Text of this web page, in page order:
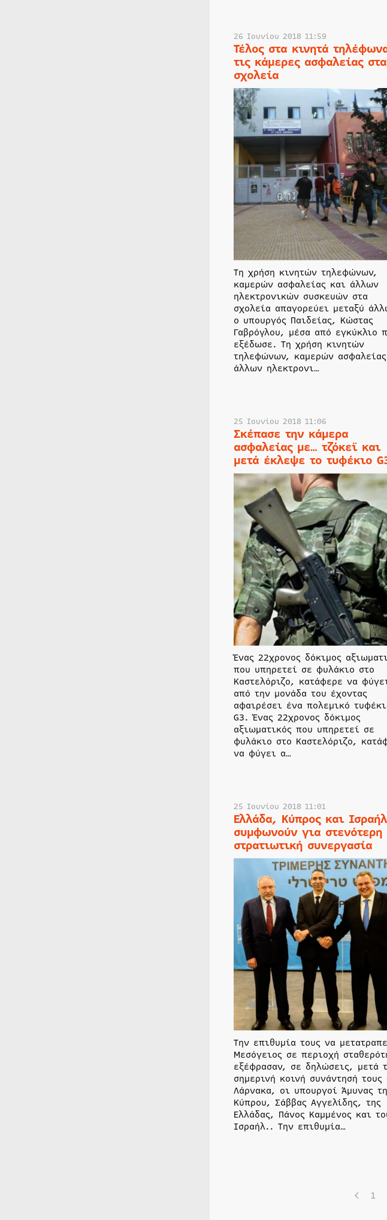
26 Ιουνίου 2018 11:59
Τέλος στα κινητά
τις κάμερες ασφαλείας στα
σχολεία
Τη χρήση κινητών τηλεφώνων,
καμερών ασφαλείας και άλλων
ηλεκτρονικών συσκευών στα
σχολεία απαγορεύει μεταξύ
ο υπουργός Παιδείας, Κώστας
Γαβρόγλου, μέσα από εγκύκλιο
εξέδωσε. Τη χρήση κινητών
τηλεφώνων, καμερών
άλλων ηλεκτρονι…
25 Ιουνίου 2018 11:06
Σκέπασε την κάμερα
ασφαλείας με… τζόκεϊ και
μετά έκλεψε το τυφέκιο
Ένας 22χρονος δόκιμος
που υπηρετεί σε φυλάκιο στο
Καστελόριζο, κατάφερε να
από την μονάδα του έχοντας
αφαιρέσει ένα πολεμικό
G3. Ένας 22χρονος δόκιμος
αξιωματικός που υπηρετεί σε
φυλάκιο στο Καστελόριζο,
να φύγει α…
25 Ιουνίου 2018 11:01
Ελλάδα, Κύπρος και Ισραήλ
συμφωνούν για στενότερη
στρατιωτική συνεργασία
Την επιθυμία τους να
Μεσόγειος σε περιοχή
εξέφρασαν, σε δηλώσεις, μετά
σημερινή κοινή συνάντησή τους
Λάρνακα, οι υπουργοί Άμυνας
Κύπρου, Σάββας Αγγελίδης, της
Ελλάδας, Πάνος Καμμένος και
Ισραήλ.. Την επιθυμία…
1